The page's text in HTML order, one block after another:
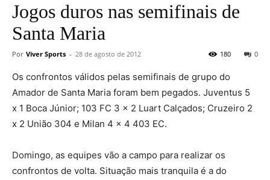
Jogos duros nas semifinais de
Santa Maria
Por Viver Sports - 28 de agosto de 2012 0
180
Os confrontos válidos pelas semifinais de grupo do
Amador de Santa Maria foram bem pegados. Juventus 5
x 1 Boca Júnior; 103 FC 3 x 2 Luart Calçados; Cruzeiro 2
x 2 União 304 e Milan 4 x 4 403 EC.
Domingo, as equipes vão a campo para realizar os
confrontos de volta. Situação mais tranquila é a do